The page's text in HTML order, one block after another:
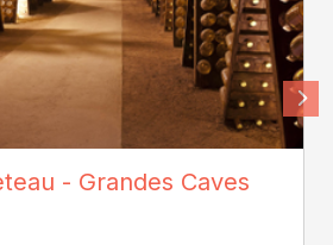
- Grandes Caves